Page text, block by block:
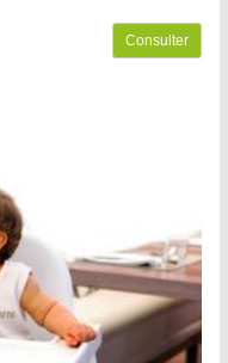
Consulter